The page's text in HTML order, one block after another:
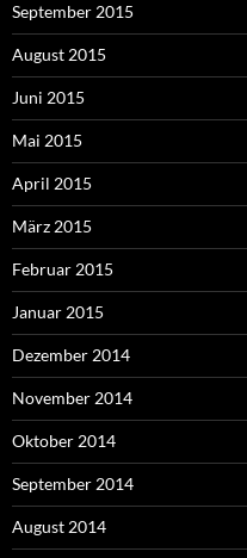
September 2015
August 2015
Juni 2015
Mai 2015
April 2015
März 2015
Februar 2015
Januar 2015
Dezember 2014
November 2014
Oktober 2014
September 2014
August 2014